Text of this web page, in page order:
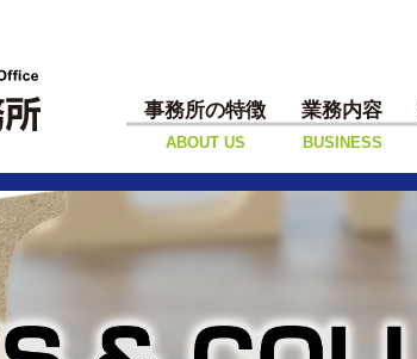
事務所の特徴
ABOUT US
業務内容
BUSINESS